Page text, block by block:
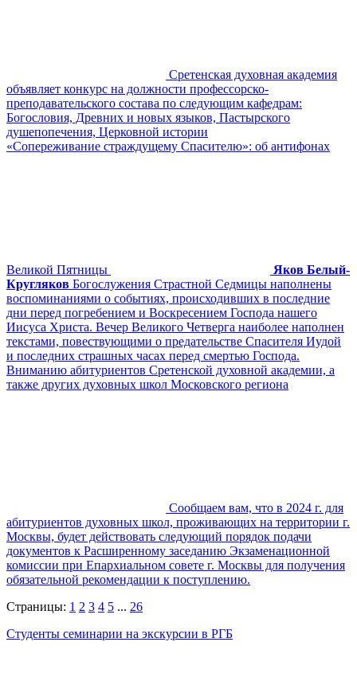
Сретенская духовная академия
объявляет конкурс на должности профессорско-
преподавательского состава по следующим кафедрам:
Богословия, Древних и новых языков, Пастырского
душепопечения, Церковной истории
«Сопереживание страждущему Спасителю»: об антифонах
Великой Пятницы
Яков Белый-
Кругляков Богослужения Страстной Седмицы наполнены
воспоминаниями о событиях, происходивших в последние
дни перед погребением и Воскресением Господа нашего
Иисуса Христа. Вечер Великого Четверга наиболее наполнен
текстами, повествующими о предательстве Спасителя Иудой
и последних страшных часах перед смертью Господа.
Вниманию абитуриентов Сретенской духовной академии, а
также других духовных школ Московского региона
Сообщаем вам, что в 2024 г. для
абитуриентов духовных школ, проживающих на территории г.
Москвы, будет действовать следующий порядок подачи
документов к Расширенному заседанию Экзаменационной
комиссии при Епархиальном совете г. Москвы для получения
обязательной рекомендации к поступлению.
Страницы: 1 2 3 4 5 ... 26
Студенты семинарии на экскурсии в РГБ